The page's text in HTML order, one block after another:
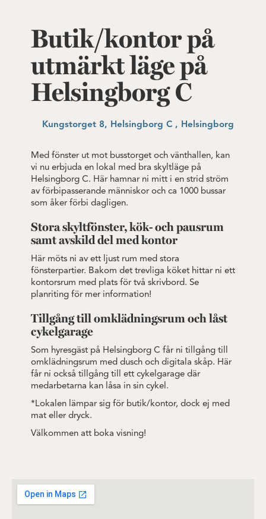
Butik/kontor på
utmärkt läge på
Helsingborg C
Kungstorget 8, Helsingborg C , Helsingborg
Med fönster ut mot busstorget och vänthallen, kan
vi nu erbjuda en lokal med bra skyltläge på
Helsingborg C. Här hamnar ni mitt i en strid ström
av förbipasserande människor och ca 1000 bussar
som åker förbi dagligen.
Stora skyltfönster, kök- och pausrum
samt avskild del med kontor
Här möts ni av ett ljust rum med stora
fönsterpartier. Bakom det trevliga köket hittar ni ett
kontorsrum med plats för två skrivbord. Se
planriting för mer information!
Tillgång till omklädningsrum och låst
cykelgarage
Som hyresgäst på Helsingborg C får ni tillgång till
omklädningsrum med dusch och digitala skåp. Här
får ni också tillgång till ett cykelgarage där
medarbetarna kan låsa in sin cykel.
*Lokalen lämpar sig för butik/kontor, dock ej med
mat eller dryck.
Välkommen att boka visning!